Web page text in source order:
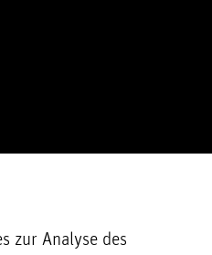
zur Analyse des